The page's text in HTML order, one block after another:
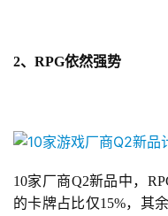
2、RPG依然强势
10家厂商Q2新品中，
的卡牌占比仅15%，其